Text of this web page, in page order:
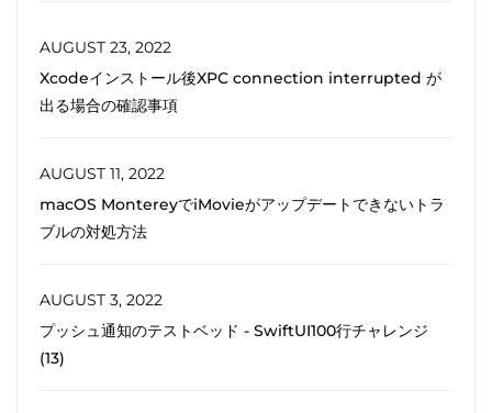
AUGUST 23, 2022
Xcodeインストール後XPC connection interrupted が
出る場合の確認事項
AUGUST 11, 2022
macOS MontereyでiMovieがアップデートできないトラ
ブルの対処方法
AUGUST 3, 2022
プッシュ通知のテストベッド - SwiftUI100行チャレンジ
(13)